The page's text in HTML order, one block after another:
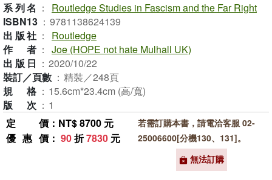
系列名 ：
Routledge Studies in Fascism and the Far Right
ISBN13 ： 9781138624139
出版社 ：
Routledge
作者 ： Joe (HOPE not hate Mulhall UK)
出版日 ： 2020/10/22
裝訂／頁數 ： 精裝／248頁
規格 ： 15.6cm*23.4cm (高/寬)
版次 ： 1
定價 ：NT$ 8700 元
優惠價 ： 90折7830 元
若需訂購本書，請電洽客服 02-
25006600[分機130、131]。
無法訂購